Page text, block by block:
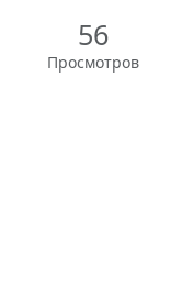
56
Просмотров